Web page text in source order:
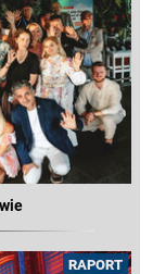
RAPORT